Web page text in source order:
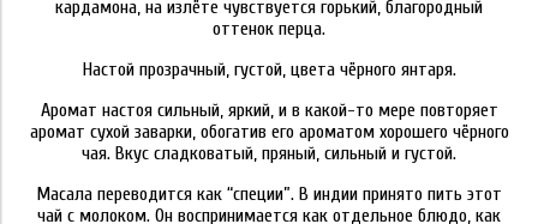
кардамона, на излёте чувствуется горький, благородный
оттенок перца.
Настой прозрачный, густой, цвета чёрного янтаря.
Аромат настоя сильный, яркий, и в какой-то мере повторяет
аромат сухой заварки, обогатив его ароматом хорошего чёрного
чая. Вкус сладковатый, пряный, сильный и густой.
Масала переводится как “специи”. В индии принято пить этот
чай с молоком. Он воспринимается как отдельное блюдо, как